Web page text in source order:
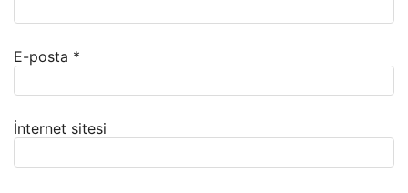
E-posta *
İnternet sitesi